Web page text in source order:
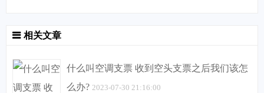
相关文章
什么叫空调支票 收到空头支票之后我们该怎
么办? 2023-07-30 21:16:00